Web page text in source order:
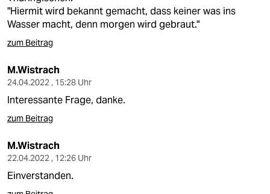
"Hiermit wird bekannt gemacht, dass keiner was ins
Wasser macht, denn morgen wird gebraut."
zum Beitrag
M.Wistrach
24.04.2022 , 15:28 Uhr
Interessante Frage, danke.
zum Beitrag
M.Wistrach
22.04.2022 , 12:26 Uhr
Einverstanden.